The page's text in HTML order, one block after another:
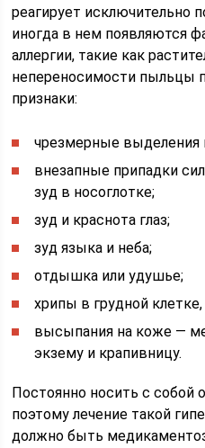
реагирует исключительно
иногда в нем появляются
аллергии, такие как
непереносимости пыльцы
признаки:
чрезмерные выделения
внезапные припадки
зуд в носоглотке;
зуд и краснота глаз;
зуд языка и неба;
отдышка или удушье;
хрипы в грудной
высыпания на коже —
экзему и крапивницу.
Постоянно носить с собой
поэтому лечение такой
должно быть